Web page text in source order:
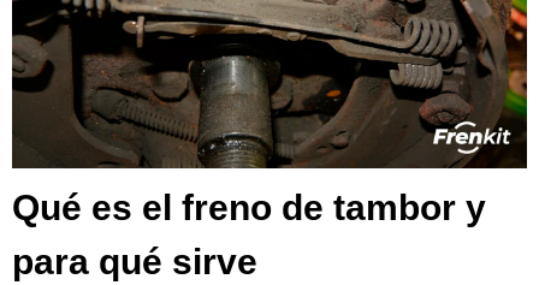
Qué es el freno de tambor y
para qué sirve